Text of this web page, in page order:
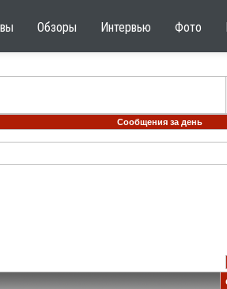
Обзоры Интервью Фото
Сообщения за день